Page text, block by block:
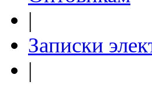
|
Записки
|